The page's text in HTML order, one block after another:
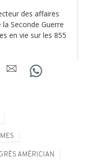
des affaires
Seconde Guerre
en vie sur les 855
AMÉRICIAN